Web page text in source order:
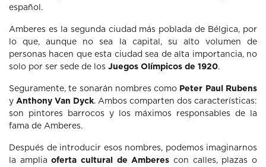
español.
Amberes es la segunda ciudad más poblada de Bélgica, por
lo que, aunque no sea la capital, su alto volumen de
personas hacen que esta ciudad sea de alta importancia, no
solo por ser sede de los Juegos Olímpicos de 1920.
Seguramente, te sonarán nombres como Peter Paul Rubens
y Anthony Van Dyck. Ambos comparten dos características:
son pintores barrocos y los máximos responsables de la
fama de Amberes.
Después de introducir esos nombres, podemos imaginarnos
la ampliaoferta cultural de Amberes con calles, plazas o